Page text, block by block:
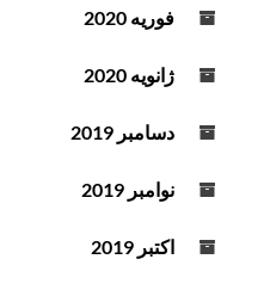
فوریه 2020
ژانویه 2020
دسامبر 2019
نوامبر 2019
اکتبر 2019